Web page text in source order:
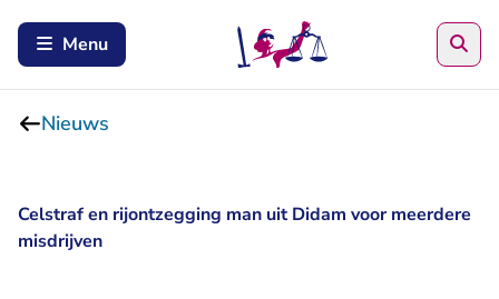
Menu
Nieuws
Celstraf en rijontzegging man uit Didam voor meerdere
misdrijven